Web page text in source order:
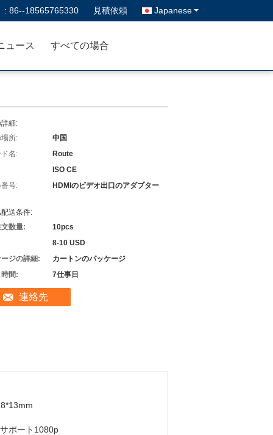
: 86--18565765330 見積依頼 Japanese
ュース すべての場合
細:
所:
中国
名:
Route
ISO CE
号:
HDMIのビデオ出口のアダプター
送条件:
数量:
10pcs
8-10 USD
ジの詳細:
カートンのパッケージ
間:
7仕事日
連絡先
ポート1080p